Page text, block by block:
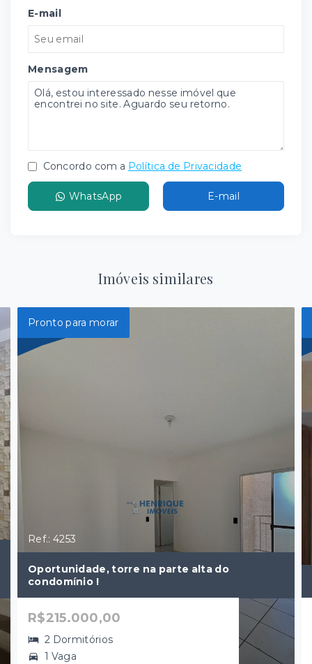
E-mail
Mensagem
Concordo com a Política de Privacidade
WhatsApp E-mail
Imóveis similares
Pronto para morar
Ref.: 4253
Oportunidade, torre na parte alta do
condomínio !
R$215.000,00
2 Dormitórios
1 Vaga